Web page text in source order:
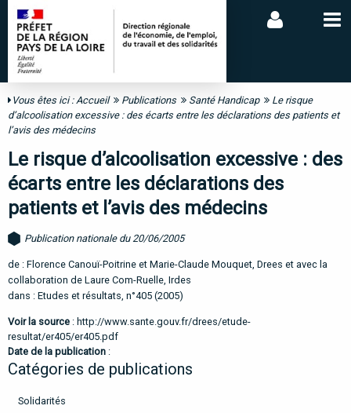
Vous êtes ici :Accueil Publications Santé Handicap
Le risque
d’alcoolisation excessive : des écarts entre les déclarations des patients et
l’avis des médecins
Le risque d’alcoolisation excessive : des
écarts entre les déclarations des
patients et l’avis des médecins
Publication nationale du 20/06/2005
de : Florence Canouï-Poitrine et Marie-Claude Mouquet, Drees et avec la
collaboration de Laure Com-Ruelle, Irdes
dans : Etudes et résultats, n°405 (2005)
Voir la source : http://www.sante.gouv.fr/drees/etude-
resultat/er405/er405.pdf
Date de la publication :
Catégories de publications
Solidarités